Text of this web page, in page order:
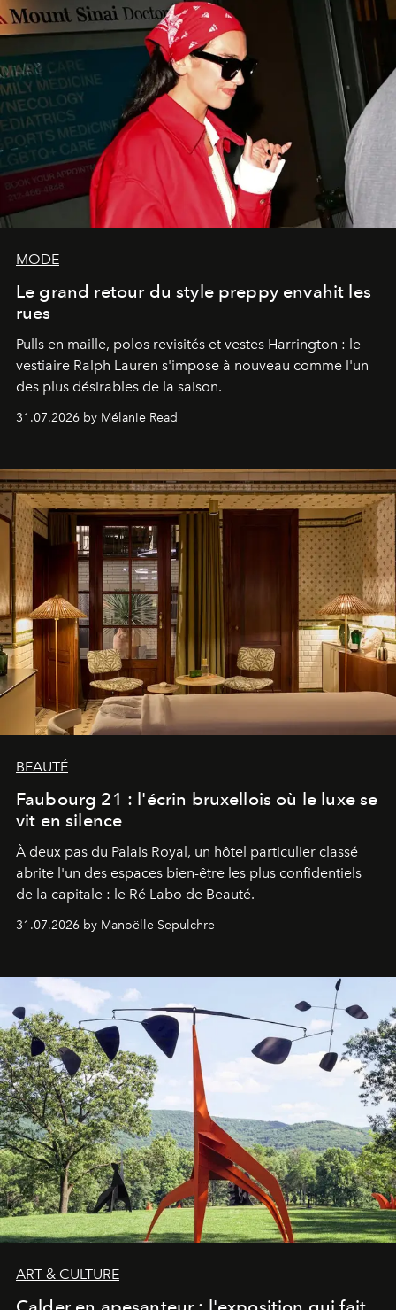
MODE
Le grand retour du style preppy envahit les
rues
Pulls en maille, polos revisités et vestes Harrington : le
vestiaire Ralph Lauren s'impose à nouveau comme l'un
des plus désirables de la saison.
31.07.2026 by Mélanie Read
BEAUTÉ
Faubourg 21 : l'écrin bruxellois où le luxe se
vit en silence
À deux pas du Palais Royal, un hôtel particulier classé
abrite l'un des espaces bien-être les plus confidentiels
de la capitale : le Ré Labo de Beauté.
31.07.2026 by Manoëlle Sepulchre
ART & CULTURE